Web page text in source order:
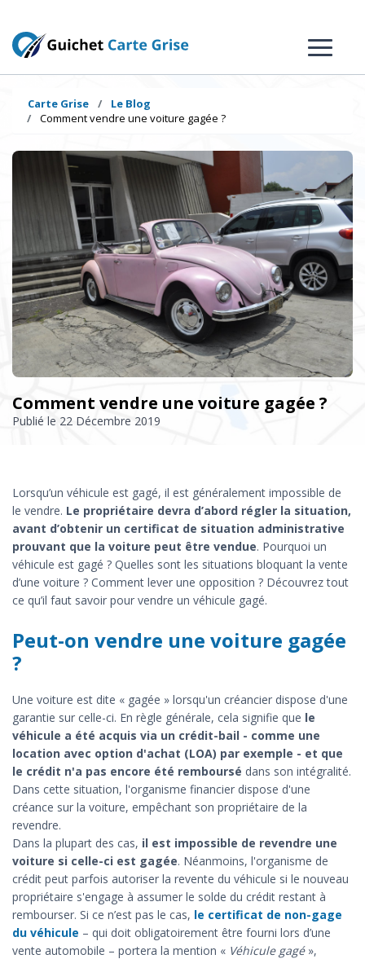
Carte Grise
Le Blog
Comment vendre une voiture gagée ?
Comment vendre une voiture gagée ?
Publié le 22 Décembre 2019
Lorsqu’un véhicule est gagé, il est généralement impossible de
le vendre. Le propriétaire devra d’abord régler la situation,
avant d’obtenir un certificat de situation administrative
prouvant que la voiture peut être vendue. Pourquoi un
véhicule est gagé ? Quelles sont les situations bloquant la vente
d’une voiture ? Comment lever une opposition ? Découvrez tout
ce qu’il faut savoir pour vendre un véhicule gagé.
Peut-on vendre une voiture gagée
?
Une voiture est dite « gagée » lorsqu'un créancier dispose d'une
garantie sur celle-ci. En règle générale, cela signifie que le
véhicule a été acquis via un crédit-bail - comme une
location avec option d'achat (LOA) par exemple - et que
le crédit n'a pas encore été remboursé dans son intégralité.
Dans cette situation, l'organisme financier dispose d'une
créance sur la voiture, empêchant son propriétaire de la
revendre.
Dans la plupart des cas, il est impossible de revendre une
voiture si celle-ci est gagée. Néanmoins, l'organisme de
crédit peut parfois autoriser la revente du véhicule si le nouveau
propriétaire s'engage à assumer le solde du crédit restant à
rembourser. Si ce n’est pas le cas, le certificat de non-gage
du véhicule – qui doit obligatoirement être fourni lors d’une
vente automobile – portera la mention « Véhicule gagé»,